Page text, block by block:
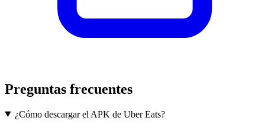
Preguntas frecuentes
¿Cómo descargar el APK de Uber Eats?